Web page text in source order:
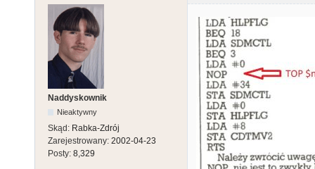
Naddyskownik
Nieaktywny
Skąd: Rabka-Zdrój
Zarejestrowany: 2002-04-23
Posty: 8,329